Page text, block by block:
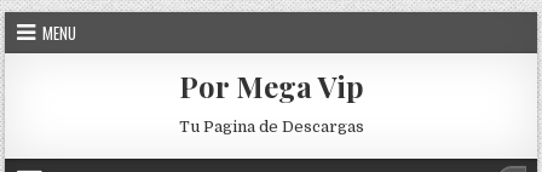
Skip to content
MENU
Por Mega Vip
Tu Pagina de Descargas